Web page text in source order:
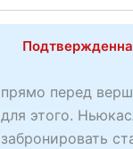
прямо перед
для этого.
забронировать